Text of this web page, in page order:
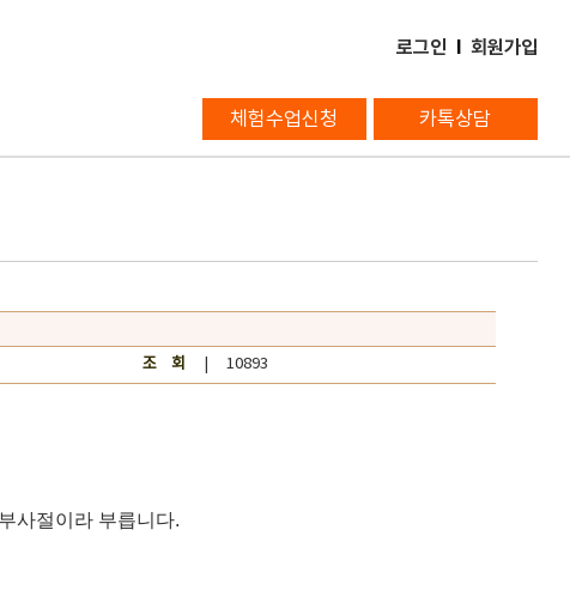
로그인 l 회원가입
체험수업신청 카톡상담
조 회 | 10893
사절이라 부릅니다.